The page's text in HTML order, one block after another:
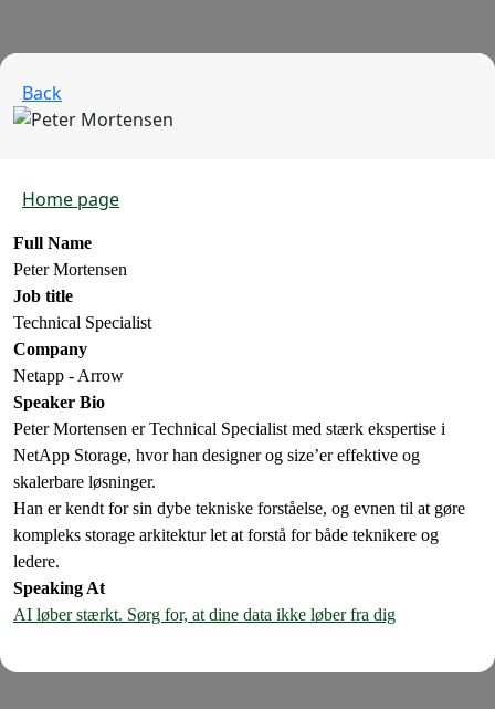
Back
Home page
Full Name
Peter Mortensen
Job title
Technical Specialist
Company
Netapp - Arrow
Speaker Bio
Peter Mortensen er Technical Specialist med stærk ekspertise i
NetApp Storage, hvor han designer og size’er effektive og
skalerbare løsninger.
Han er kendt for sin dybe tekniske forståelse, og evnen til at gøre
kompleks storage arkitektur let at forstå for både teknikere og
ledere.
Speaking At
AI løber stærkt. Sørg for, at dine data ikke løber fra dig